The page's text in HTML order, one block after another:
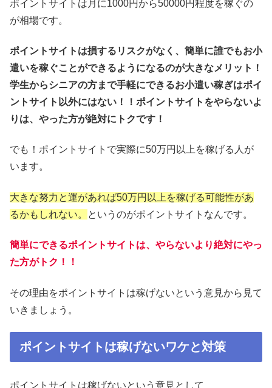
ポイントサイトは月に1000円から50000円程度を稼ぐの
が相場です。
ポイントサイトは損するリスクがなく、簡単に誰でもお小
遣いを稼ぐことができるようになるのが大きなメリット！
学生からシニアの方まで手軽にできるお小遣い稼ぎはポイ
ントサイト以外にはない！！ポイントサイトをやらないよ
りは、やった方が絶対にトクです！
でも！ポイントサイトで実際に50万円以上を稼げる人が
います。
大きな努力と運があれば50万円以上を稼げる可能性があ
るかもしれない。
というのがポイントサイトなんです。
簡単にできるポイントサイトは、やらないより絶対にやっ
た方がトク！！
その理由をポイントサイトは稼げないという意見から見て
いきましょう。
ポイントサイトは稼げないワケと対策
ポイントサイトは稼げないという意見として